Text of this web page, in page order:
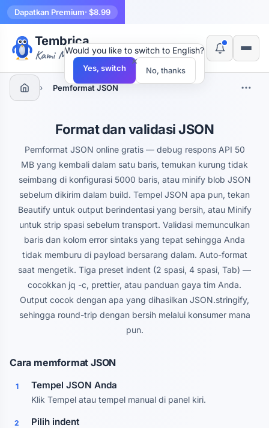
Dapatkan Premium· $8.99
Tembrica
Kami Membuat Alat
› Pemformat JSON
Format dan validasi JSON
Pemformat JSON online gratis — debug respons API 50
MB yang kembali dalam satu baris, temukan kurung tidak
seimbang di konfigurasi 5000 baris, atau minify blob JSON
sebelum dikirim dalam build. Tempel JSON apa pun, tekan
Beautify untuk output berindentasi yang bersih, atau Minify
untuk strip spasi sebelum transport. Validasi memunculkan
baris dan kolom error sintaks yang tepat sehingga Anda
tidak memburu di payload bersarang dalam. Auto-format
saat mengetik. Tiga preset indent (2 spasi, 4 spasi, Tab) —
cocokkan jq -c, prettier, atau panduan gaya tim Anda.
Output cocok dengan apa yang dihasilkan JSON.stringify,
sehingga round-trip dengan bersih melalui konsumer mana
pun.
Cara memformat JSON
1 Tempel JSON Anda
Klik Tempel atau tempel manual di panel kiri.
2 Pilih indent
×
Would you like to switch to English?
Yes, switch No, thanks